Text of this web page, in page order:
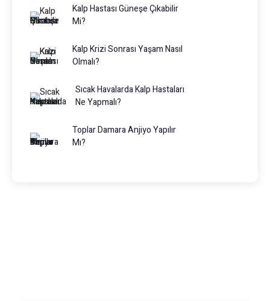
Kalp Hastası Güneşe Çıkabilir
Mi?
Kalp Krizi Sonrası Yaşam Nasıl
Olmalı?
Sıcak Havalarda Kalp Hastaları
Ne Yapmalı?
Toplar Damara Anjiyo Yapılır
Mı?